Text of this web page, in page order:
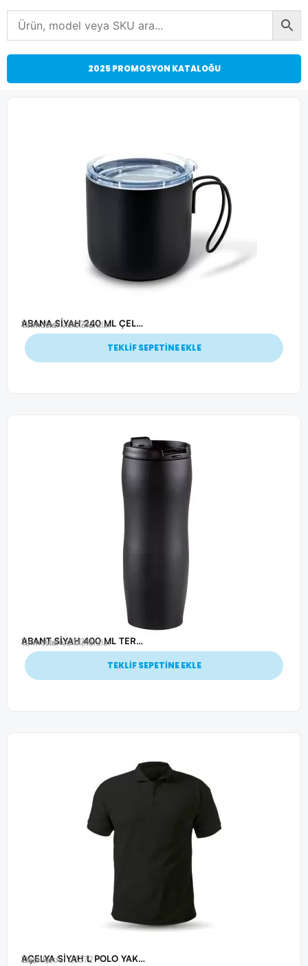
2025 PROMOSYON KATALOĞU
ABANA SİYAH 240 ML ÇELİK BARDAK
Ürün Kodu: 20742
Termoslar ve Mataralar
TEKLİF SEPETİNE EKLE
ABANT SİYAH 400 ML TERMOS
Ürün Kodu: 20741
Termoslar ve Mataralar
TEKLİF SEPETİNE EKLE
AÇELYA SİYAH L POLO YAKA T-SHİRT
Ürün Kodu: 23372
Tişörtler